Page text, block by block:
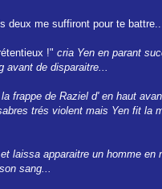
deux me suffiront pour te
!" cria Yen en parant
avant de disparaitre...
frappe de Raziel d' en haut
trés violent mais Yen fit
laissa apparaitre un homme
sang...